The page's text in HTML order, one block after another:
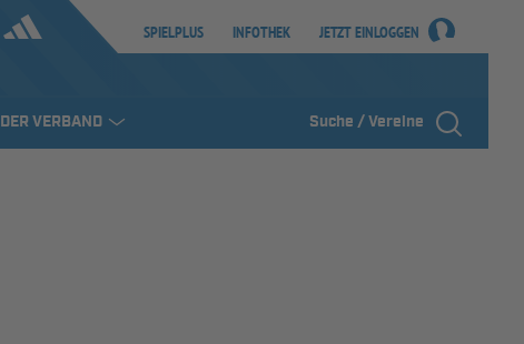
SPIELPLUS INFOTHEK JETZT EINLOGGEN
DER VERBAND Suche / Vereine